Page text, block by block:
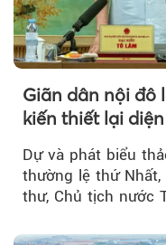
Giãn dân nội đô
kiến thiết lại
Dự và phát biểu
thường lệ thứ Nhất,
thư, Chủ tịch nước